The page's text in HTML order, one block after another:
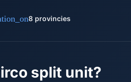
8 provincies
split unit?